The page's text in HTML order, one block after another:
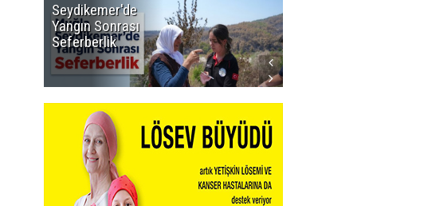
Seydikemer'de
Yangın Sonrası
Seferberlik